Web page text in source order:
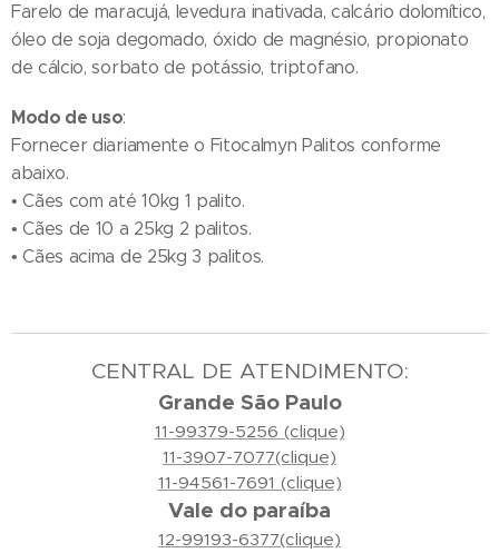
Farelo de maracujá, levedura inativada, calcário dolomítico,
óleo de soja degomado, óxido de magnésio, propionato
de cálcio, sorbato de potássio, triptofano.
Modo de uso:
Fornecer diariamente o Fitocalmyn Palitos conforme
abaixo.
• Cães com até 10kg 1 palito.
• Cães de 10 a 25kg 2 palitos.
• Cães acima de 25kg 3 palitos.
CENTRAL DE ATENDIMENTO:
Grande São Paulo
11-99379-5256 (clique)
11-3907-7077(clique)
11-94561-7691 (clique)
Vale do paraíba
12-99193-6377(clique)